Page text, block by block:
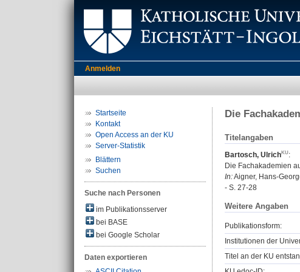
Anmelden
Startseite
Kontakt
Open Access an der KU
Server-Statistik
Blättern
Suchen
Suche nach Personen
im Publikationsserver
bei BASE
bei Google Scholar
Daten exportieren
Die
Titelangaben
Bartosch, Ulrich
:
Die Fachakademien
In:Aigner, Hans-
- S. 27-28
Weitere Angaben
Publikationsform:
Institutionen der
Titel an der KU